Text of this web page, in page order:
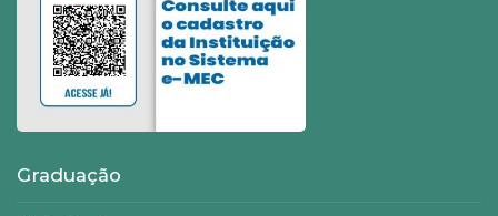
Graduação